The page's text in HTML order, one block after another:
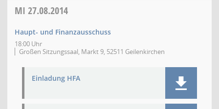
MI 27.08.2014
Haupt- und Finanzausschuss
18:00 Uhr
Großen Sitzungssaal, Markt 9, 52511 Geilenkirchen
Einladung HFA